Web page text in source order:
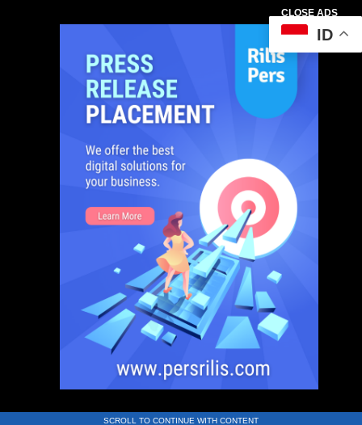
CLOSE ADS
SCROLL TO CONTINUE WITH CONTENT
ID